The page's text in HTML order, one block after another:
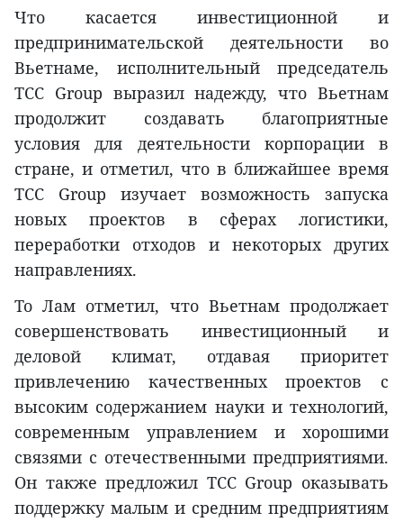
Что касается инвестиционной и
предпринимательской деятельности во
Вьетнаме, исполнительный председатель
TCC Group выразил надежду, что Вьетнам
продолжит создавать благоприятные
условия для деятельности корпорации в
стране, и отметил, что в ближайшее время
TCC Group изучает возможность запуска
новых проектов в сферах логистики,
переработки отходов и некоторых других
направлениях.
То Лам отметил, что Вьетнам продолжает
совершенствовать инвестиционный и
деловой климат, отдавая приоритет
привлечению качественных проектов с
высоким содержанием науки и технологий,
современным управлением и хорошими
связями с отечественными предприятиями.
Он также предложил TCC Group оказывать
поддержку малым и средним предприятиям